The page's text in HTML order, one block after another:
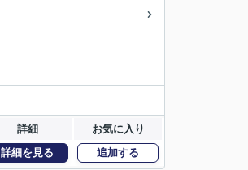
詳細 お気に入り
詳細を見る 追加する